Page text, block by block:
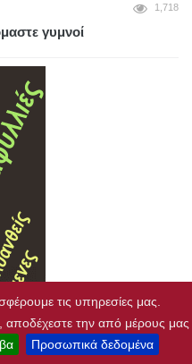
τις υπηρεσίες μας.
αποδέχεστε την από μέρους μας
Προσωπικά δεδομένα
1,718
γυμνοί